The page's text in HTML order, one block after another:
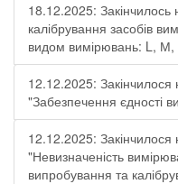
18.12.2025: Закінчилось
калібрування засобів
видом вимірювань: L,
12.12.2025: Закінчилося
"Забезпечення єдності
12.12.2025: Закінчилося
"Невизначеність
випробування та